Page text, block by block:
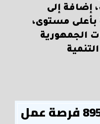
إضافة إلى
بأعلى مستوى،
الجمهورية
مديرية العمل توفر 895 فرصة عمل